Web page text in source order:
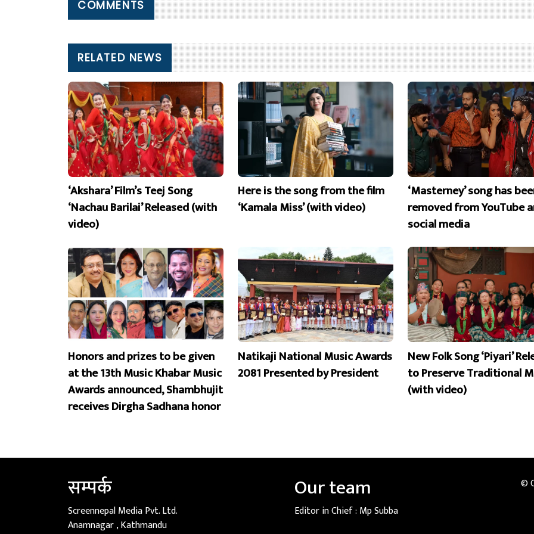
COMMENTS
RELATED NEWS
‘Akshara’ Film’s Teej Song
‘Nachau Barilai’ Released (with
video)
Here is the song from the film
‘Kamala Miss’ (with video)
‘Masterney’ song has
removed from YouTube
social media
Honors and prizes to be given
at the 13th Music Khabar Music
Awards announced, Shambhujit
receives Dirgha Sadhana honor
Natikaji National Music Awards
2081 Presented by President
New Folk Song ‘Piyari’
to Preserve Traditional
(with video)
सम्पर्क
Screennepal Media Pvt. Ltd.
Anamnagar , Kathmandu
Our team
Editor in Chief : Mp Subba
©